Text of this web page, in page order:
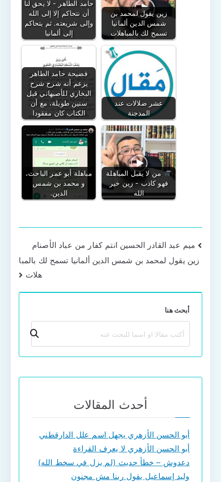
حامد الطاهر - لا يحق لنا
أن نتحاكم إلا إلى الله
وإلى شريعته. ثم يتحاكم
إلى ألمانيا
زين يقول لمحمد بن
شمس الدين ألمانيا
تسمح لك بالمباهلات
فضيحة حامد الطاهر
يزعم أنه شرح شرح
البخاري للأصبهاني قبل
سنين طويلة، مع أن
الكتاب كان مفقودا
عشر ضلالات عند
المدجنة
مباهلة أبو عمر الباحث،
و محمد بن شمس
الدين.
من لا يقبل المباهلة
فهو كاذب - زين خير
الله
تصفّح
المقالات
ميم عبد القادر الحسين انتم كفار من عباد الأصنام
زين يقول لمحمد بن شمس الدين ألمانيا تسمح لك بالمبا
هلات
أبحث هنا
بحث
أحدث المقالات
أبو الحسن الأزهري يجهل اسم علل الدارقطني
أبو الحسن الأزهري لا يعرف القراءة
دعدوش – خطأ حديث (لم يزل في سخط الله)
وليد إسماعيل يقول ربنا مش مجنون